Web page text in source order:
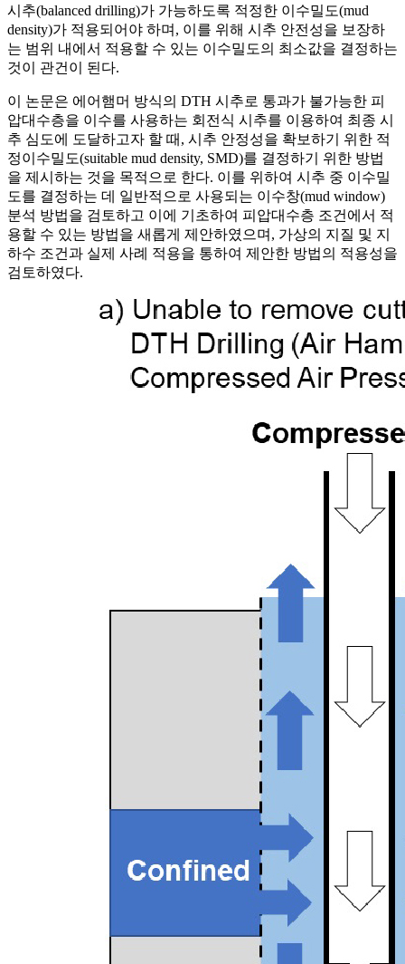
시추(balanced drilling)가 가능하도록 적정한 이수밀도(mud
density)가 적용되어야 하며, 이를 위해 시추 안전성을 보장하
는 범위 내에서 적용할 수 있는 이수밀도의 최소값을 결정하는
것이 관건이 된다.
이 논문은 에어햄머 방식의 DTH 시추로 통과가 불가능한 피
압대수층을 이수를 사용하는 회전식 시추를 이용하여 최종 시
추 심도에 도달하고자 할 때, 시추 안정성을 확보하기 위한 적
정이수밀도(suitable mud density, SMD)를 결정하기 위한 방법
을 제시하는 것을 목적으로 한다. 이를 위하여 시추 중 이수밀
도를 결정하는 데 일반적으로 사용되는 이수창(mud window)
분석 방법을 검토하고 이에 기초하여 피압대수층 조건에서 적
용할 수 있는 방법을 새롭게 제안하였으며, 가상의 지질 및 지
하수 조건과 실제 사례 적용을 통하여 제안한 방법의 적용성을
검토하였다.